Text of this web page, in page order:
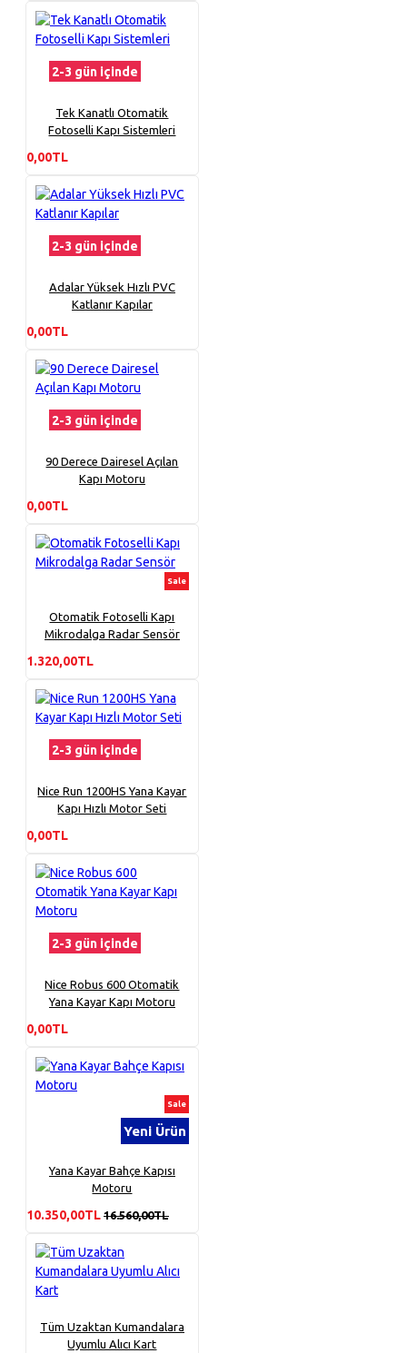
2-3 gün içinde
Tek Kanatlı Otomatik
Fotoselli Kapı Sistemleri
0,00TL
2-3 gün içinde
Adalar Yüksek Hızlı PVC
Katlanır Kapılar
0,00TL
2-3 gün içinde
90 Derece Dairesel Açılan
Kapı Motoru
0,00TL
Sale
Otomatik Fotoselli Kapı
Mikrodalga Radar Sensör
1.320,00TL
2-3 gün içinde
Nice Run 1200HS Yana Kayar
Kapı Hızlı Motor Seti
0,00TL
2-3 gün içinde
Nice Robus 600 Otomatik
Yana Kayar Kapı Motoru
0,00TL
Sale
Yeni Ürün
Yana Kayar Bahçe Kapısı
Motoru
10.350,00TL 16.560,00TL
Tüm Uzaktan Kumandalara
Uyumlu Alıcı Kart